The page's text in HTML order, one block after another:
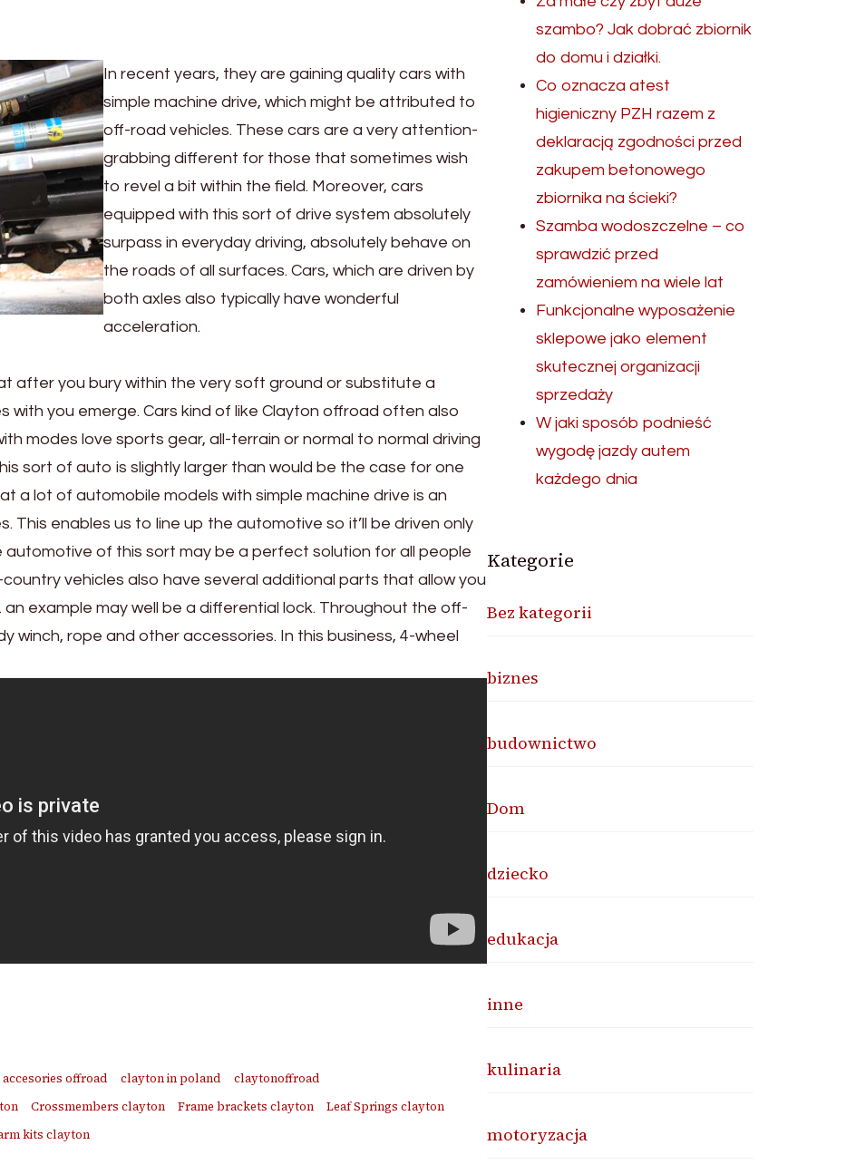
In recent years, they are gaining quality cars with
simple machine drive, which might be attributed to
off-road vehicles. These cars are a very attention-
grabbing different for those that sometimes wish
to revel a bit within the field. Moreover, cars
equipped with this sort of drive system absolutely
surpass in everyday driving, absolutely behave on
the roads of all surfaces. Cars, which are driven by
both axles also typically have wonderful
acceleration.
after you bury within the very soft ground or substitute a
with you emerge. Cars kind of like Clayton offroad often also
modes love sports gear, all-terrain or normal to normal driving
sort of auto is slightly larger than would be the case for one
a lot of automobile models with simple machine drive is an
This enables us to line up the automotive so it’ll be driven only
of this sort may be a perfect solution for all people
vehicles also have several additional parts that allow you
example may well be a differential lock. Throughout the off-
winch, rope and other accessories. In this business, 4-wheel
offroad clayton in poland
claytonoffroad
Crossmembers clayton Frame brackets clayton
Leaf Springs clayton
kits clayton
szambo? Jak dobrać zbiornik
do domu i działki.
Co oznacza atest
higieniczny PZH razem z
deklaracją zgodności przed
zakupem betonowego
zbiornika na ścieki?
Szamba wodoszczelne – co
sprawdzić przed
zamówieniem na wiele lat
Funkcjonalne wyposażenie
sklepowe jako element
skutecznej organizacji
sprzedaży
W jaki sposób podnieść
wygodę jazdy autem
każdego dnia
Kategorie
Bez kategorii
biznes
budownictwo
Dom
dziecko
edukacja
inne
kulinaria
motoryzacja